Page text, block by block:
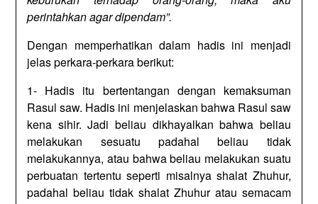
perintahkan agar dipendam”.
Dengan memperhatikan dalam hadis ini menjadi
jelas perkara-perkara berikut:
1- Hadis itu bertentangan dengan kemaksuman
Rasul saw. Hadis ini menjelaskan bahwa Rasul saw
kena sihir. Jadi beliau dikhayalkan bahwa beliau
melakukan sesuatu padahal beliau tidak
melakukannya, atau bahwa beliau melakukan suatu
perbuatan tertentu seperti misalnya shalat Zhuhur,
padahal beliau tidak shalat Zhuhur atau semacam